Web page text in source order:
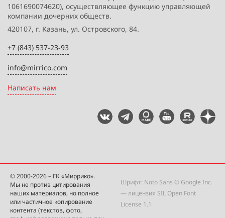
1061690074620), осуществляющее функцию управляющей
компании дочерних обществ.
420107, г. Казань, ул. Островского, 84.
+7 (843) 537-23-93
info@mirrico.com
Написать нам
© 2000-2026 – ГК «Миррико».
Мы не против цитирования
наших материалов, но полное
или частичное копирование
контента (текстов, фото,
Шрифт: Noto Sans © Google Inc.
— лицензия SIL Open Font
License 1.1